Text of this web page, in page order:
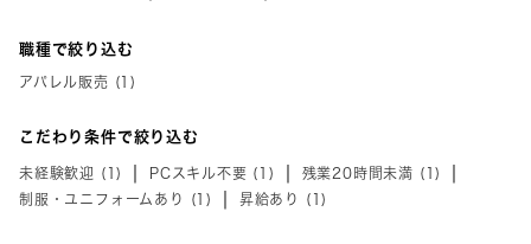
職種で絞り込む
アパレル販売 (1)
こだわり条件で絞り込む
未経験歓迎 (1) PCスキル不要 (1)
残業20時間未満 (1)
制服・ユニフォームあり (1)
昇給あり (1)